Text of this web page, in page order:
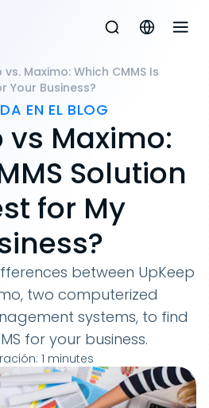
vs. Maximo: Which CMMS Is
Your Business?
EN EL BLOG
vs Maximo:
Solution
for My
between UpKeep
two computerized
systems, to find
for your business.
: 1 minutes